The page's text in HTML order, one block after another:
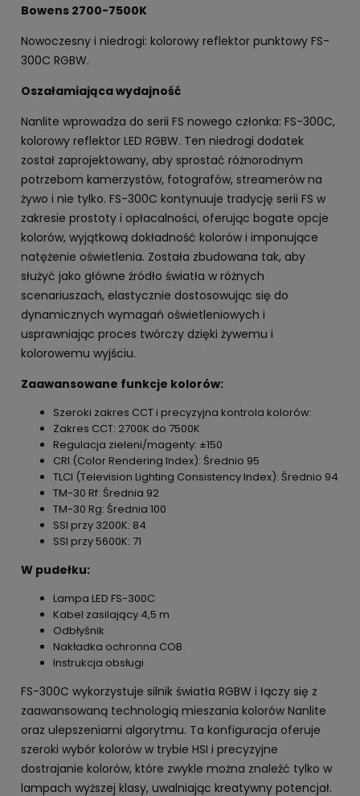
Bowens 2700-7500K
Nowoczesny i niedrogi: kolorowy reflektor punktowy FS-
300C RGBW.
Oszałamiająca wydajność
Nanlite wprowadza do serii FS nowego członka: FS-300C,
kolorowy reflektor LED RGBW. Ten niedrogi dodatek
został zaprojektowany, aby sprostać różnorodnym
potrzebom kamerzystów, fotografów, streamerów na
żywo i nie tylko. FS-300C kontynuuje tradycję serii FS w
zakresie prostoty i opłacalności, oferując bogate opcje
kolorów, wyjątkową dokładność kolorów i imponujące
natężenie oświetlenia. Została zbudowana tak, aby
służyć jako główne źródło światła w różnych
scenariuszach, elastycznie dostosowując się do
dynamicznych wymagań oświetleniowych i
usprawniając proces twórczy dzięki żywemu i
kolorowemu wyjściu.
Zaawansowane funkcje kolorów:
Szeroki zakres CCT i precyzyjna kontrola kolorów:
Zakres CCT: 2700K do 7500K
Regulacja zieleni/magenty: ±150
CRI (Color Rendering Index): Średnio 95
TLCI (Television Lighting Consistency Index): Średnio 94
TM-30 Rf: Średnia 92
TM-30 Rg: Średnia 100
SSI przy 3200K: 84
SSI przy 5600K: 71
W pudełku:
Lampa LED FS-300C
Kabel zasilający 4,5 m
Odbłyśnik
Nakładka ochronna COB
Instrukcja obsługi
FS-300C wykorzystuje silnik światła RGBW i łączy się z
zaawansowaną technologią mieszania kolorów Nanlite
oraz ulepszeniami algorytmu. Ta konfiguracja oferuje
szeroki wybór kolorów w trybie HSI i precyzyjne
dostrajanie kolorów, które zwykle można znaleźć tylko w
lampach wyższej klasy, uwalniając kreatywny potencjał.